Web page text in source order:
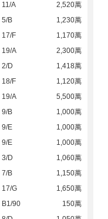
11/A
2,520萬
5/B
1,230萬
17/F
1,170萬
19/A
2,300萬
2/D
1,418萬
18/F
1,120萬
19/A
5,500萬
9/B
1,000萬
9/E
1,000萬
9/E
1,000萬
3/D
1,060萬
7/B
1,150萬
17/G
1,650萬
B1/90
150萬